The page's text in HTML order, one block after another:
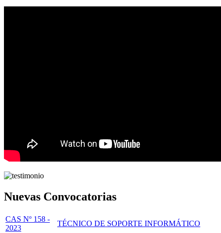
Nuevas Convocatorias
CAS Nº 158 -
2023
TÉCNICO DE SOPORTE INFORMÁTICO